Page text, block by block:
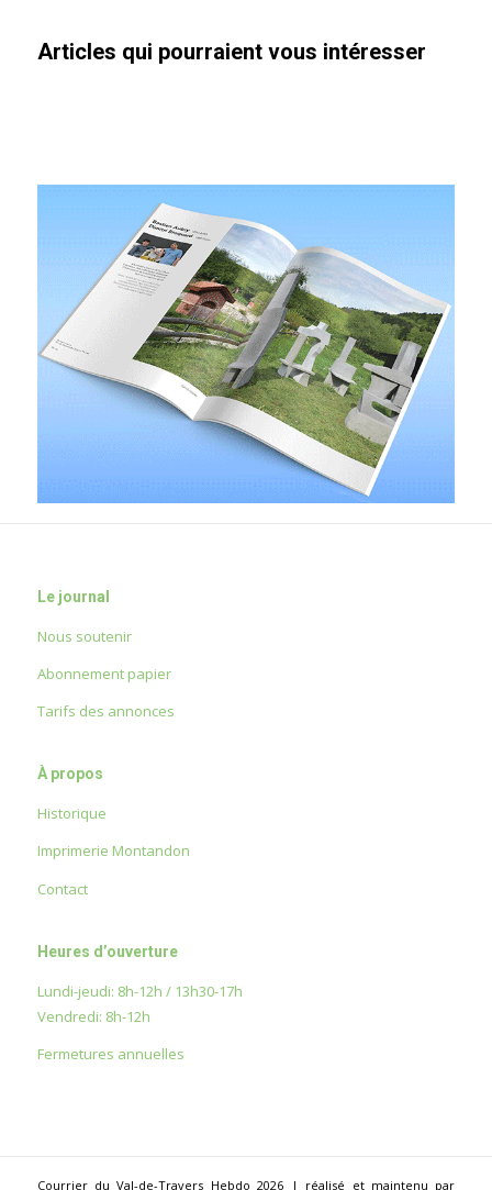
Articles qui pourraient vous intéresser
Le journal
Nous soutenir
Abonnement papier
Tarifs des annonces
À propos
Historique
Imprimerie Montandon
Contact
Heures d’ouverture
Lundi-jeudi: 8h-12h / 13h30-17h
Vendredi: 8h-12h
Fermetures annuelles
Courrier du Val-de-Travers Hebdo 2026 | réalisé et maintenu par